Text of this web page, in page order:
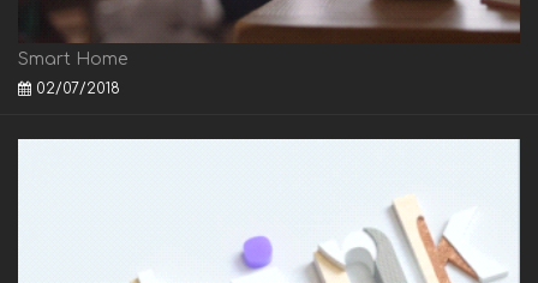
Smart Home
02/07/2018